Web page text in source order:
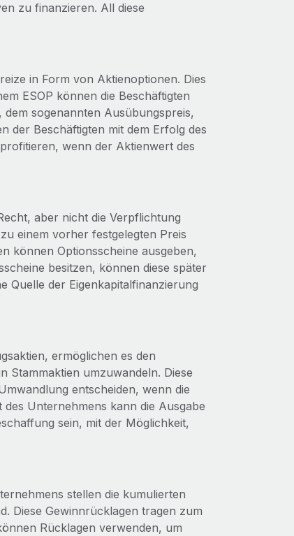
zu finanzieren. All diese
in Form von Aktienoptionen. Dies
ESOP können die Beschäftigten
sogenannten Ausübungspreis,
der Beschäftigten mit dem Erfolg des
wenn der Aktienwert des
aber nicht die Verpflichtung
einem vorher festgelegten Preis
können Optionsscheine ausgeben,
besitzen, können diese später
Quelle der Eigenkapitalfinanzierung
ermöglichen es den
Stammaktien umzuwandeln. Diese
entscheiden, wenn die
Unternehmens kann die Ausgabe
sein, mit der Möglichkeit,
stellen die kumulierten
Diese Gewinnrücklagen tragen zum
Rücklagen verwenden, um